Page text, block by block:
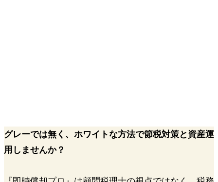
グレーでは無く、ホワイトな方法で節税対策と資産運
用しませんか？